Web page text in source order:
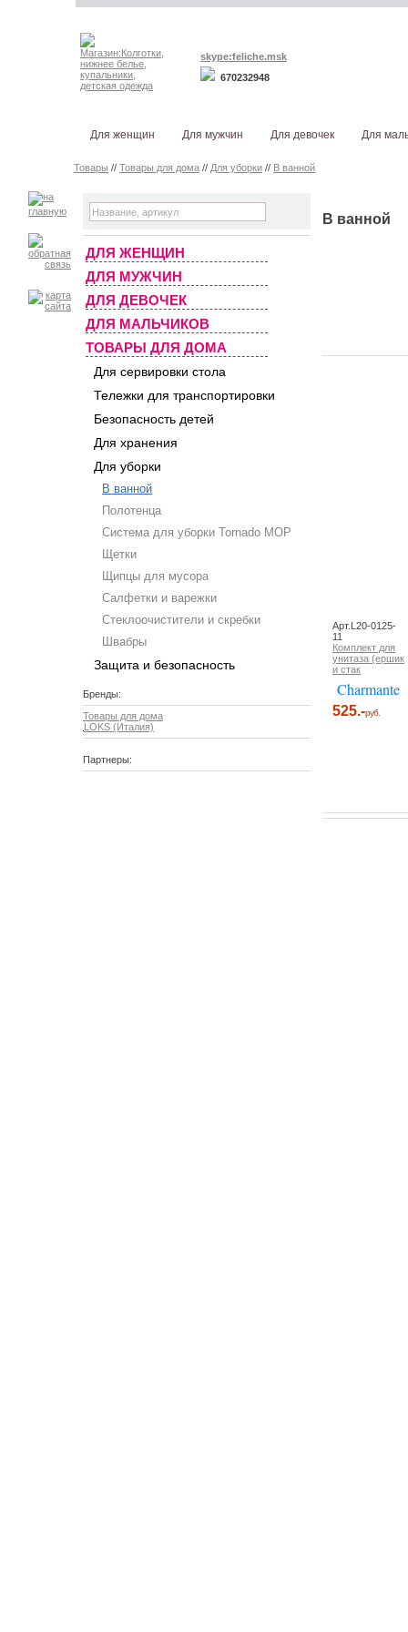
skype:feliche.msk
670232948
Для женщин Для мужчин Для девочек Для
Товары // Товары для дома // Для уборки // В ванной
ДЛЯ ЖЕНЩИН
ДЛЯ МУЖЧИН
ДЛЯ ДЕВОЧЕК
ДЛЯ МАЛЬЧИКОВ
ТОВАРЫ ДЛЯ ДОМА
Для сервировки стола
Тележки для транспортировки
Безопасность детей
Для хранения
Для уборки
В ванной
Полотенца
Система для уборки Tornado MOP
Щетки
Щипцы для мусора
Салфетки и варежки
Стеклоочистители и скребки
Швабры
Защита и безопасность
Бренды:
Товары для дома
LOKS (Италия)
Партнеры:
В ванной
Арт.L20-0125-
11
Комплект для
унитаза (ершик
и стак
Charmante
525.-руб.